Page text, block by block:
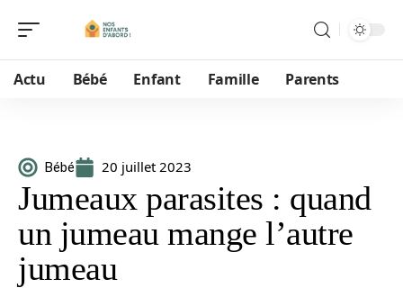
Actu Bébé Enfant Famille Parents
Bébé 20 juillet 2023
Jumeaux parasites : quand
un jumeau mange l’autre
jumeau